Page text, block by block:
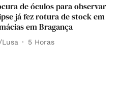
de óculos para observar
já fez rotura de stock em
em Bragança
Lusa 5 Horas